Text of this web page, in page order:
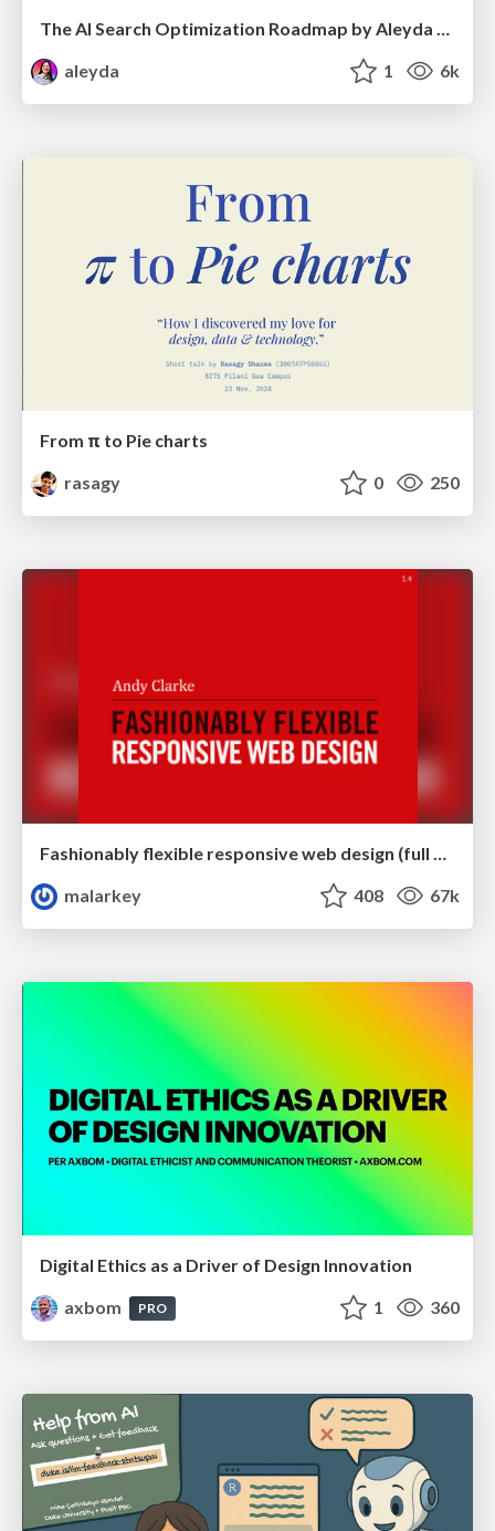
The AI Search Optimization Roadmap by Aleyda Solis
aleyda
1 6k
From π to Pie charts
rasagy
0 250
malarkey
408 67k
Digital Ethics as a Driver of Design Innovation
axbom
PRO 1 360